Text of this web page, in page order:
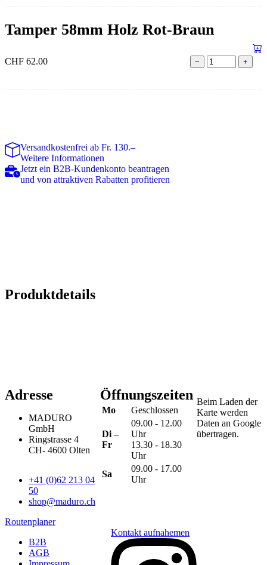
Tamper 58mm Holz Rot-Braun
CHF 62.00 − +
Versandkostenfrei ab Fr. 130.–
Weitere Informationen
Jetzt ein B2B-Kundenkonto beantragen
und von attraktiven Rabatten profitieren
Produktdetails
Adresse
MADURO
GmbH
Ringstrasse 4
CH- 4600 Olten
+41 (0)62 213 04
50
shop@maduro.ch
Routenplaner
Öffnungszeiten
Mo Geschlossen
Di –
Fr
09.00 - 12.00
Uhr
13.30 - 18.30
Uhr
Sa
09.00 - 17.00
Uhr
B2B
AGB
Kontakt aufnahemen
Beim Laden der
Karte werden
Daten an Google
übertragen.